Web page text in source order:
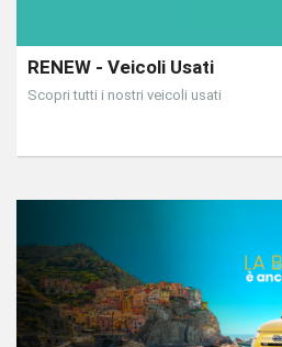
RENEW - Veicoli Usati
Scopri tutti i nostri veicoli usati